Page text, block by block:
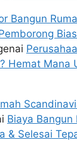
Bangun
Hemat Mana
Biaya Bangun
& Selesai